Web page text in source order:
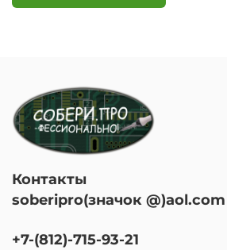
Контакты
soberipro(значок @)aol.com
+7-(812)-715-93-21